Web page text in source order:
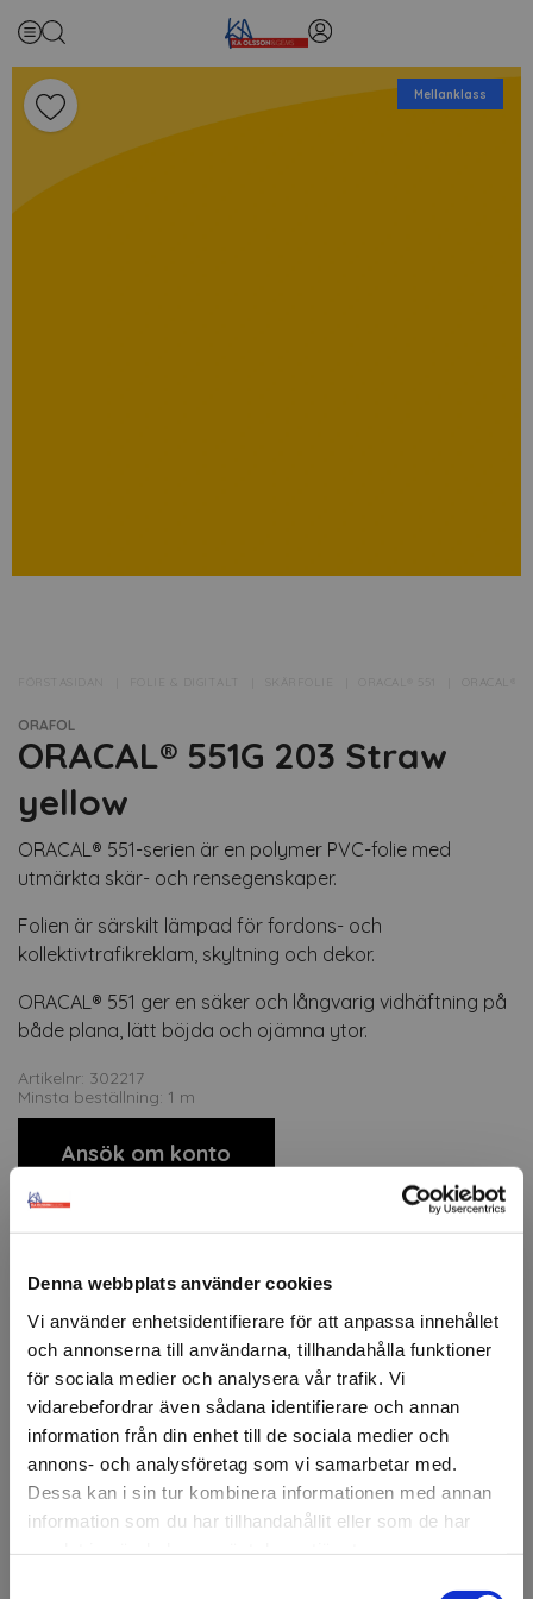
Denna webbplats använder cookies
Vi använder enhetsidentifierare för att anpassa innehållet
och annonserna till användarna, tillhandahålla funktioner
för sociala medier och analysera vår trafik. Vi
vidarebefordrar även sådana identifierare och annan
information från din enhet till de sociala medier och
annons- och analysföretag som vi samarbetar med.
Dessa kan i sin tur kombinera informationen med annan
information som du har tillhandahållit eller som de har
Mellanklass
FÖRSTASIDAN FOLIE & DIGITALT ORACAL®
ORAFOL
ORACAL® 551G 203 Straw
yellow
ORACAL® 551-serien är en polymer PVC-folie med
utmärkta skär- och rensegenskaper.
Folien är särskilt lämpad för fordons- och
kollektivtrafikreklam, skyltning och dekor.
ORACAL® 551 ger en säker och långvarig vidhäftning på
både plana, lätt böjda och ojämna ytor.
Artikelnr: 302217
Minsta beställning: 1 m
Ansök om konto
utmärkta skär- och rensegenskaper. Folien är särskilt
lämpad för fordons- och kollektivtrafikreklam, skyltning
och dekor. ORACAL® 551 ger en säker och långvarig
vidhäftning på både plana, lätt böjda och ojämna ytor.
Finns i ett brett utbud av färger, inklusive blank och två
matta alternativ.
Hög UV-, väder- och kemikaliebeständighet
För plana och lätt ojämna ytor